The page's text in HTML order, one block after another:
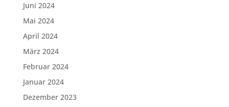
Juni 2024
Mai 2024
April 2024
März 2024
Februar 2024
Januar 2024
Dezember 2023